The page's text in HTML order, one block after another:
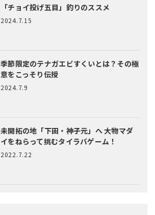
「チョイ投げ五目」釣りのススメ
2024.7.15
季節限定のテナガエビすくいとは？ その極
意をこっそり伝授
2024.7.9
未開拓の地「下田・神子元」へ大物マダ
イをねらって挑むタイラバゲーム！
2022.7.22